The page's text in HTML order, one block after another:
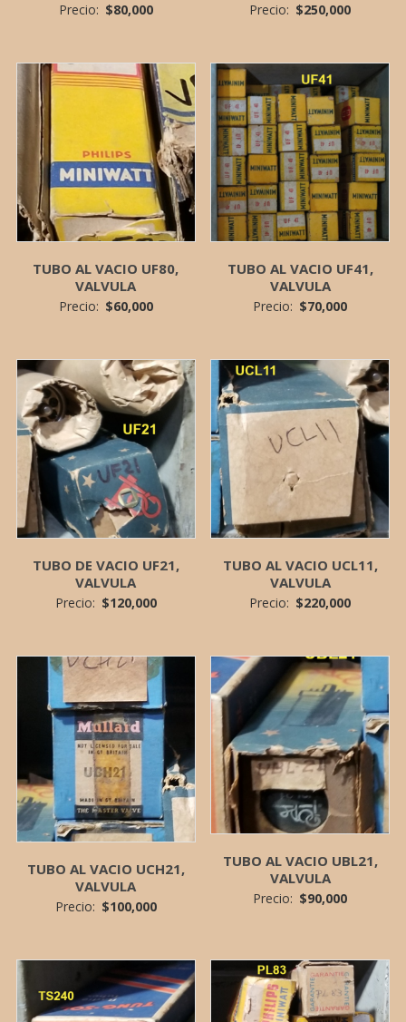
Precio: $80,000 Precio: $250,000
TUBO AL VACIO UF80,
VALVULA
Precio: $60,000
TUBO AL VACIO UF41,
VALVULA
Precio: $70,000
TUBO DE VACIO UF21,
VALVULA
Precio: $120,000
TUBO AL VACIO UCL11,
VALVULA
Precio: $220,000
TUBO AL VACIO UCH21,
VALVULA
Precio: $100,000
TUBO AL VACIO UBL21,
VALVULA
Precio: $90,000